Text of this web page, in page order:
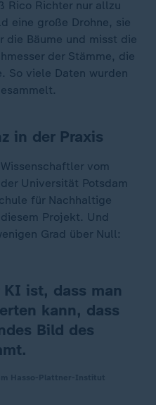
Rico Richter nur allzu
eine große Drohne, sie
die Bäume und misst die
der Stämme, die
So viele Daten wurden
in der Praxis
vom
Universität Potsdam
für Nachhaltige
Projekt. Und
Grad über Null:
KI ist, dass man
kann, dass
Bild des